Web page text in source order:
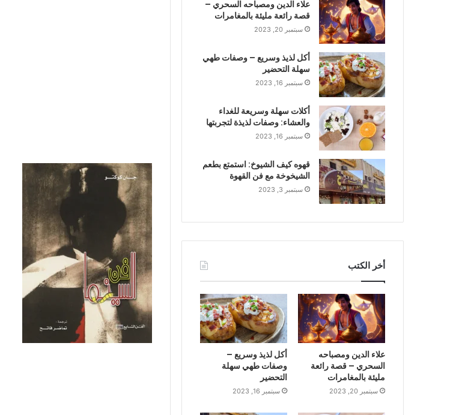
علاء الدين ومصباحه السحري –
قصة رائعة مليئة بالمغامرات
سبتمبر 20, 2023
أكل لذيذ وسريع – وصفات طهي
سهلة التحضير
سبتمبر 16, 2023
أكلات سهلة وسريعة للغداء
والعشاء: وصفات لذيذة لتجربتها
سبتمبر 16, 2023
قهوه كيف الشيوخ: استمتع بطعم
الشيخوخة مع فن القهوة
سبتمبر 3, 2023
أخر الكتب
علاء الدين ومصباحه
السحري – قصة رائعة
مليئة بالمغامرات
سبتمبر 20, 2023
أكل لذيذ وسريع –
وصفات طهي سهلة
التحضير
سبتمبر 16, 2023